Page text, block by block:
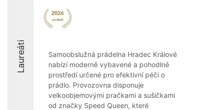
Laureáti
Samoobslužná prádelna Hradec Králové
nabízí moderně vybavené a pohodlné
prostředí určené pro efektivní péči o
prádlo. Provozovna disponuje
velkoobjemovými pračkami a sušičkami
od značky Speed Queen, které